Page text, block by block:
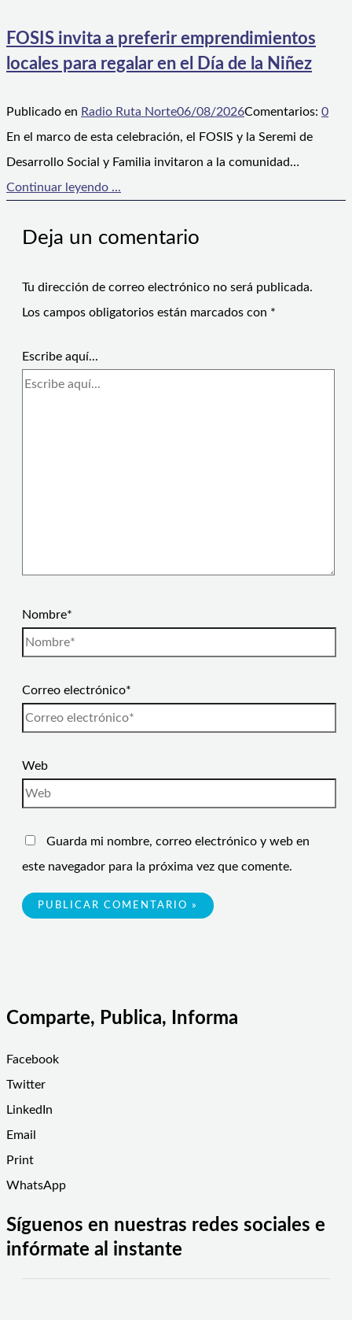
FOSIS invita a preferir emprendimientos
locales para regalar en el Día de la Niñez
Publicado en Radio Ruta Norte06/08/2026Comentarios: 0
En el marco de esta celebración, el FOSIS y la Seremi de
Desarrollo Social y Familia invitaron a la comunidad…
Continuar leyendo ...
Deja un comentario
Tu dirección de correo electrónico no será publicada.
Los campos obligatorios están marcados con *
Escribe aquí...
Nombre*
Correo electrónico*
Web
Guarda mi nombre, correo electrónico y web en
este navegador para la próxima vez que comente.
Comparte, Publica, Informa
Facebook
Twitter
LinkedIn
Email
Print
WhatsApp
Síguenos en nuestras redes sociales e
infórmate al instante